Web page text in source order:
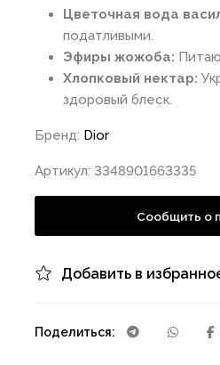
Цветочная вода
податливыми.
Эфиры жожоба:
Хлопковый нектар:
здоровый блеск.
Бренд: Dior
Артикул: 3348901663335
Сообщить о
Добавить в
Поделиться: